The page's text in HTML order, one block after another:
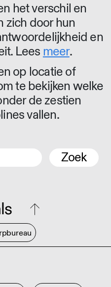
het verschil en
zich door hun
en
Lees meer.
op locatie of
te bekijken welke
de zestien
vallen.
Zoek